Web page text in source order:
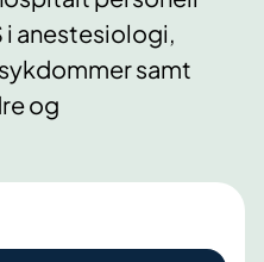
i anestesiologi,
samt
og